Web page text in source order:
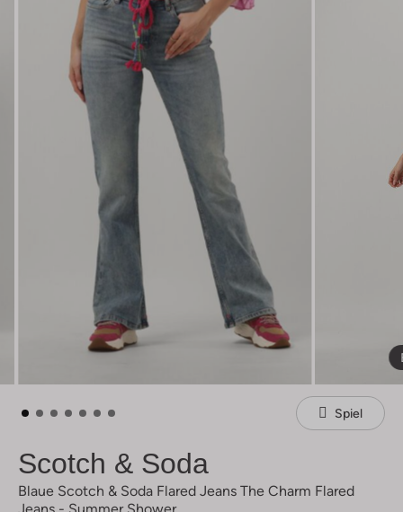
Spiel
Scotch & Soda
Blaue Scotch & Soda Flared Jeans The Charm Flared